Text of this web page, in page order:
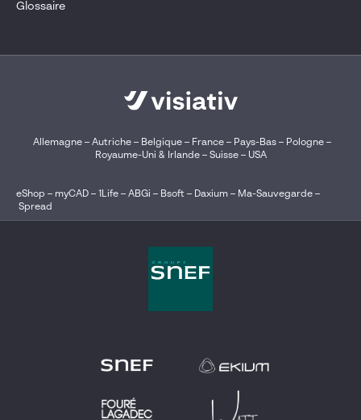
Glossaire
Allemagne– Autriche– Belgique – France– Pays-Bas– Pologne–
Royaume-Uni & Irlande– Suisse– USA
eShop – myCAD – 1Life – ABGi – Bsoft – Daxium – Ma-Sauvegarde –
Spread